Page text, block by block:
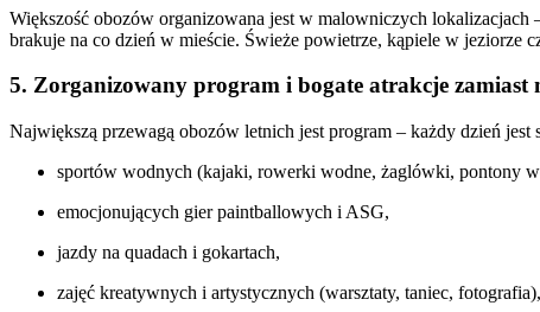
Większość obozów organizowana jest w malowniczych
brakuje na co dzień w mieście. Świeże powietrze, kąpiele w jeziorze
5. Zorganizowany program i bogate atrakcje zamiast
Największą przewagą obozów letnich jest program – każdy dzień
sportów wodnych (kajaki, rowerki wodne, żaglówki, pontony
emocjonujących gier paintballowych i ASG,
jazdy na quadach i gokartach,
zajęć kreatywnych i artystycznych (warsztaty, taniec, fotografia),